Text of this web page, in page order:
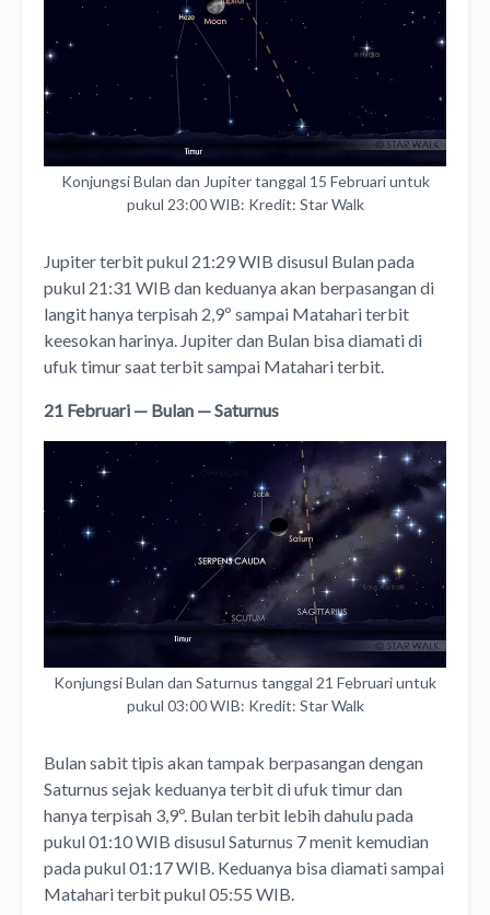
Konjungsi Bulan dan Jupiter tanggal 15 Februari untuk
pukul 23:00 WIB: Kredit: Star Walk
Jupiter terbit pukul 21:29 WIB disusul Bulan pada
pukul 21:31 WIB dan keduanya akan berpasangan di
langit hanya terpisah 2,9º sampai Matahari terbit
keesokan harinya. Jupiter dan Bulan bisa diamati di
ufuk timur saat terbit sampai Matahari terbit.
21 Februari — Bulan — Saturnus
Konjungsi Bulan dan Saturnus tanggal 21 Februari untuk
pukul 03:00 WIB: Kredit: Star Walk
Bulan sabit tipis akan tampak berpasangan dengan
Saturnus sejak keduanya terbit di ufuk timur dan
hanya terpisah 3,9º. Bulan terbit lebih dahulu pada
pukul 01:10 WIB disusul Saturnus 7 menit kemudian
pada pukul 01:17 WIB. Keduanya bisa diamati sampai
Matahari terbit pukul 05:55 WIB.